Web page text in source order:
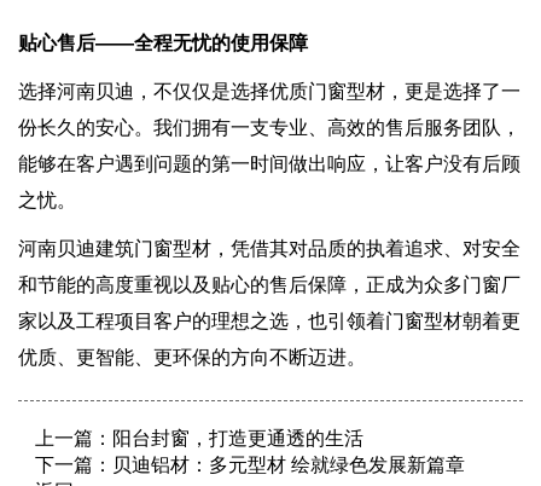
贴心售后——全程无忧的使用保障
选择河南贝迪，不仅仅是选择优质门窗型材，更是选择了一
份长久的安心。我们拥有一支专业、高效的售后服务团队，
能够在客户遇到问题的第一时间做出响应，让客户没有后顾
之忧。
河南贝迪建筑门窗型材，凭借其对品质的执着追求、对安全
和节能的高度重视以及贴心的售后保障，正成为众多门窗厂
家以及工程项目客户的理想之选，也引领着门窗型材朝着更
优质、更智能、更环保的方向不断迈进。
上一篇： 阳台封窗，打造更通透的生活
下一篇： 贝迪铝材：多元型材 绘就绿色发展新篇章